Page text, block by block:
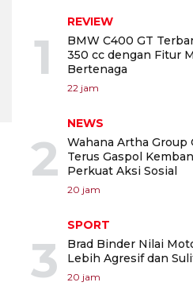
1
REVIEW
BMW C400 GT
350 cc dengan Fitur
Bertenaga
22 jam
2
NEWS
Wahana Artha Group
Terus Gaspol
Perkuat Aksi Sosial
20 jam
3
SPORT
Brad Binder Nilai
Lebih Agresif dan
20 jam